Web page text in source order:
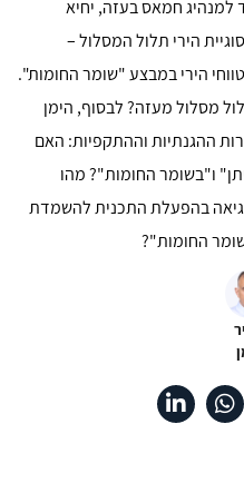
למנהיג חמאס בעזה, יחיא
הירי תלול המסלול –
הירי במבצע "שומר החומות".
מסלול מעזה? לבסוף, הימן
ההגנתיות וההתקפיות: האם
ו"בשומר החומות"? מהו
בהפעלת התכנית להשמדת
החומות"?